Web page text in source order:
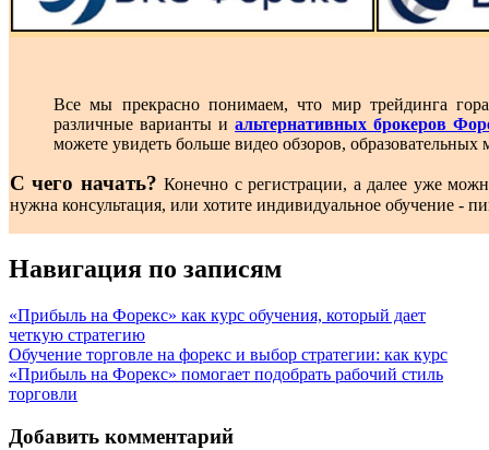
Все мы прекрасно понимаем, что мир трейдинга
различные варианты и альтернативных брокеров
можете увидеть больше видео обзоров, образовательных
С чего начать?Конечно с регистрации, а далее уже
нужна консультация, или хотите индивидуальное обучение -
Навигация по записям
«Прибыль на Форекс» как курс обучения, который дает
четкую стратегию
Обучение торговле на форекс и выбор стратегии: как курс
«Прибыль на Форекс» помогает подобрать рабочий стиль
торговли
Добавить комментарий